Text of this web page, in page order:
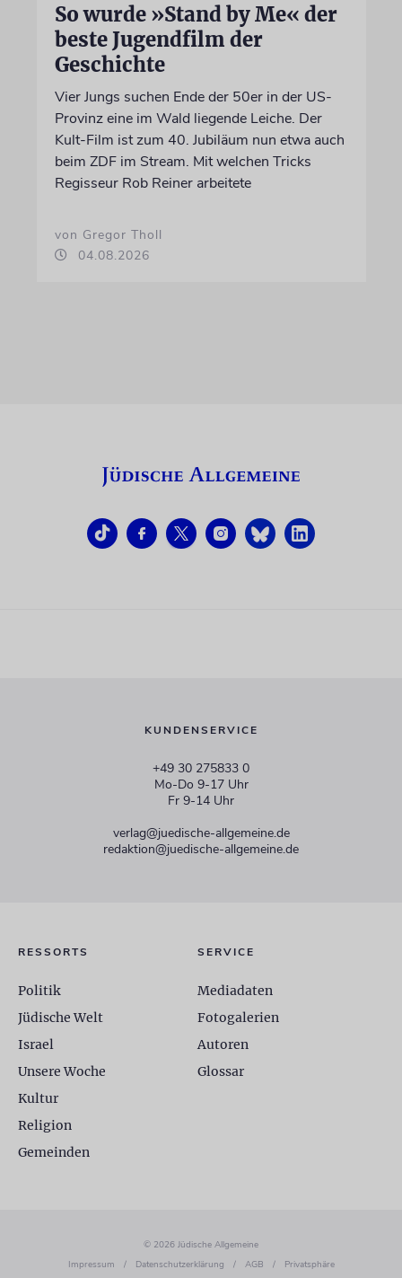
So wurde »Stand by Me« der
beste Jugendfilm der
Geschichte
Vier Jungs suchen Ende der 50er in der US-
Provinz eine im Wald liegende Leiche. Der
Kult-Film ist zum 40. Jubiläum nun etwa auch
beim ZDF im Stream. Mit welchen Tricks
Regisseur Rob Reiner arbeitete
von Gregor Tholl
04.08.2026
KUNDENSERVICE
+49 30 275833 0
Mo-Do 9-17 Uhr
Fr 9-14 Uhr
verlag@juedische-allgemeine.de
redaktion@juedische-allgemeine.de
RESSORTS
Politik
Jüdische Welt
Israel
Unsere Woche
Kultur
Religion
Gemeinden
SERVICE
Mediadaten
Fotogalerien
Autoren
Glossar
© 2026 Jüdische Allgemeine
Impressum
/ Datenschutzerklärung / AGB / Privatsphäre